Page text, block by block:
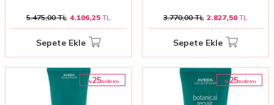
5.475,00TL 4.106,25 TL
Sepete Ekle
3.770,00TL 2.827,50 TL
Sepete Ekle
%25i̇ndirim %25i̇ndirim